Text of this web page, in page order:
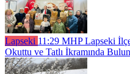
Lapseki 11:29 MHP Lapseki
Okuttu ve Tatlı İkramında